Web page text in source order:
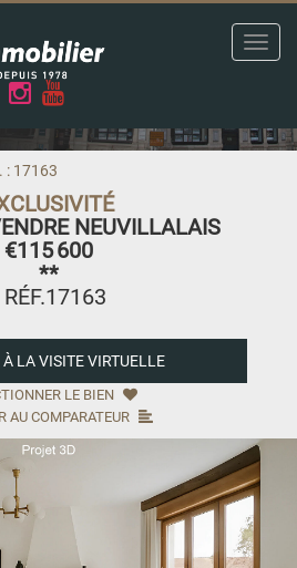
: 17163
NEUVILLALAIS
€115 600
**
À LA VISITE VIRTUELLE
LE BIEN
AU COMPARATEUR